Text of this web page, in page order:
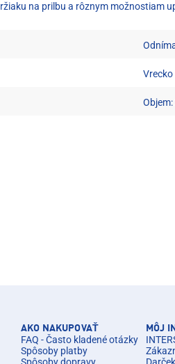
na prilbu a rôznym možnostiam
AKO NAKUPOVAŤ
FAQ - Často kladené otázky
Spôsoby platby
MÔJ